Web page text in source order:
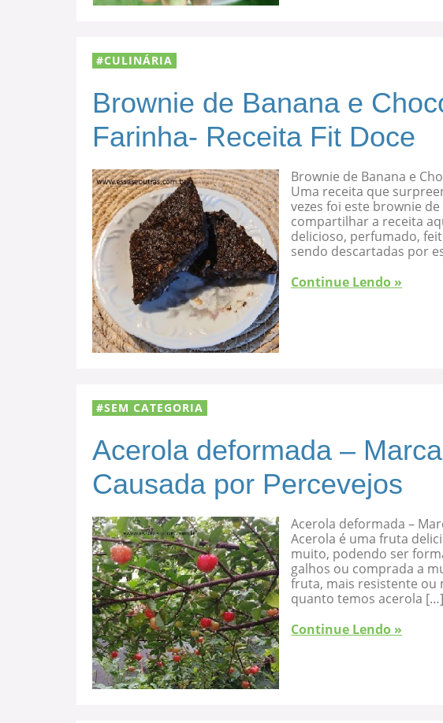
CULINÁRIA
Brownie de Banana e
Farinha- Receita Fit Doce
Brownie de Banana e
Uma receita que
vezes foi este brownie
compartilhar a receita
delicioso, perfumado,
sendo descartadas por
Continue Lendo »
SEM CATEGORIA
Acerola deformada –
Causada por Percevejos
Acerola deformada –
Acerola é uma fruta
muito, podendo ser
galhos ou comprada a
fruta, mais resistente ou
quanto temos acerola […]
Continue Lendo »